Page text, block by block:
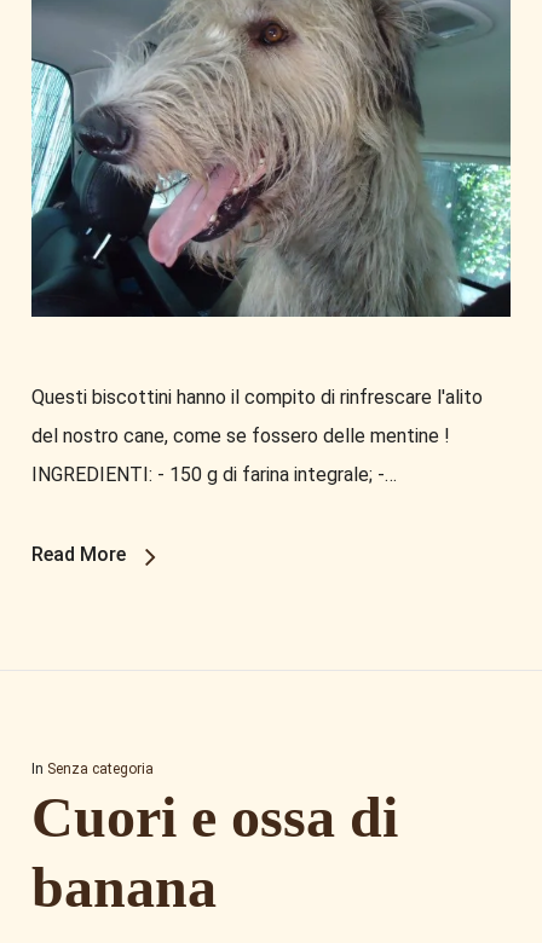
Questi biscottini hanno il compito di rinfrescare l'alito
del nostro cane, come se fossero delle mentine !
INGREDIENTI: - 150 g di farina integrale; -…
Read More
In Senza categoria
Cuori e ossa di
banana